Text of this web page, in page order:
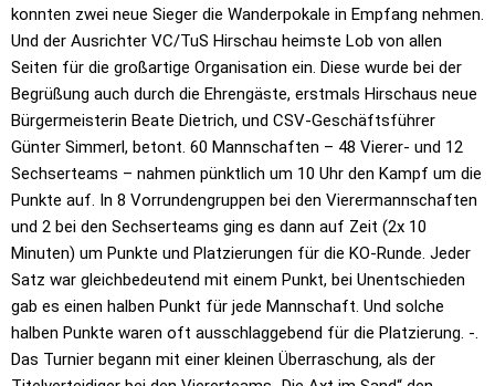
konnten zwei neue Sieger die Wanderpokale in Empfang nehmen.
Und der Ausrichter VC/TuS Hirschau heimste Lob von allen
Seiten für die großartige Organisation ein. Diese wurde bei der
Begrüßung auch durch die Ehrengäste, erstmals Hirschaus neue
Bürgermeisterin Beate Dietrich, und CSV-Geschäftsführer
Günter Simmerl, betont. 60 Mannschaften – 48 Vierer- und 12
Sechserteams – nahmen pünktlich um 10 Uhr den Kampf um die
Punkte auf. In 8 Vorrundengruppen bei den Vierermannschaften
und 2 bei den Sechserteams ging es dann auf Zeit (2x 10
Minuten) um Punkte und Platzierungen für die KO-Runde. Jeder
Satz war gleichbedeutend mit einem Punkt, bei Unentschieden
gab es einen halben Punkt für jede Mannschaft. Und solche
halben Punkte waren oft ausschlaggebend für die Platzierung. -.
Das Turnier begann mit einer kleinen Überraschung, als der